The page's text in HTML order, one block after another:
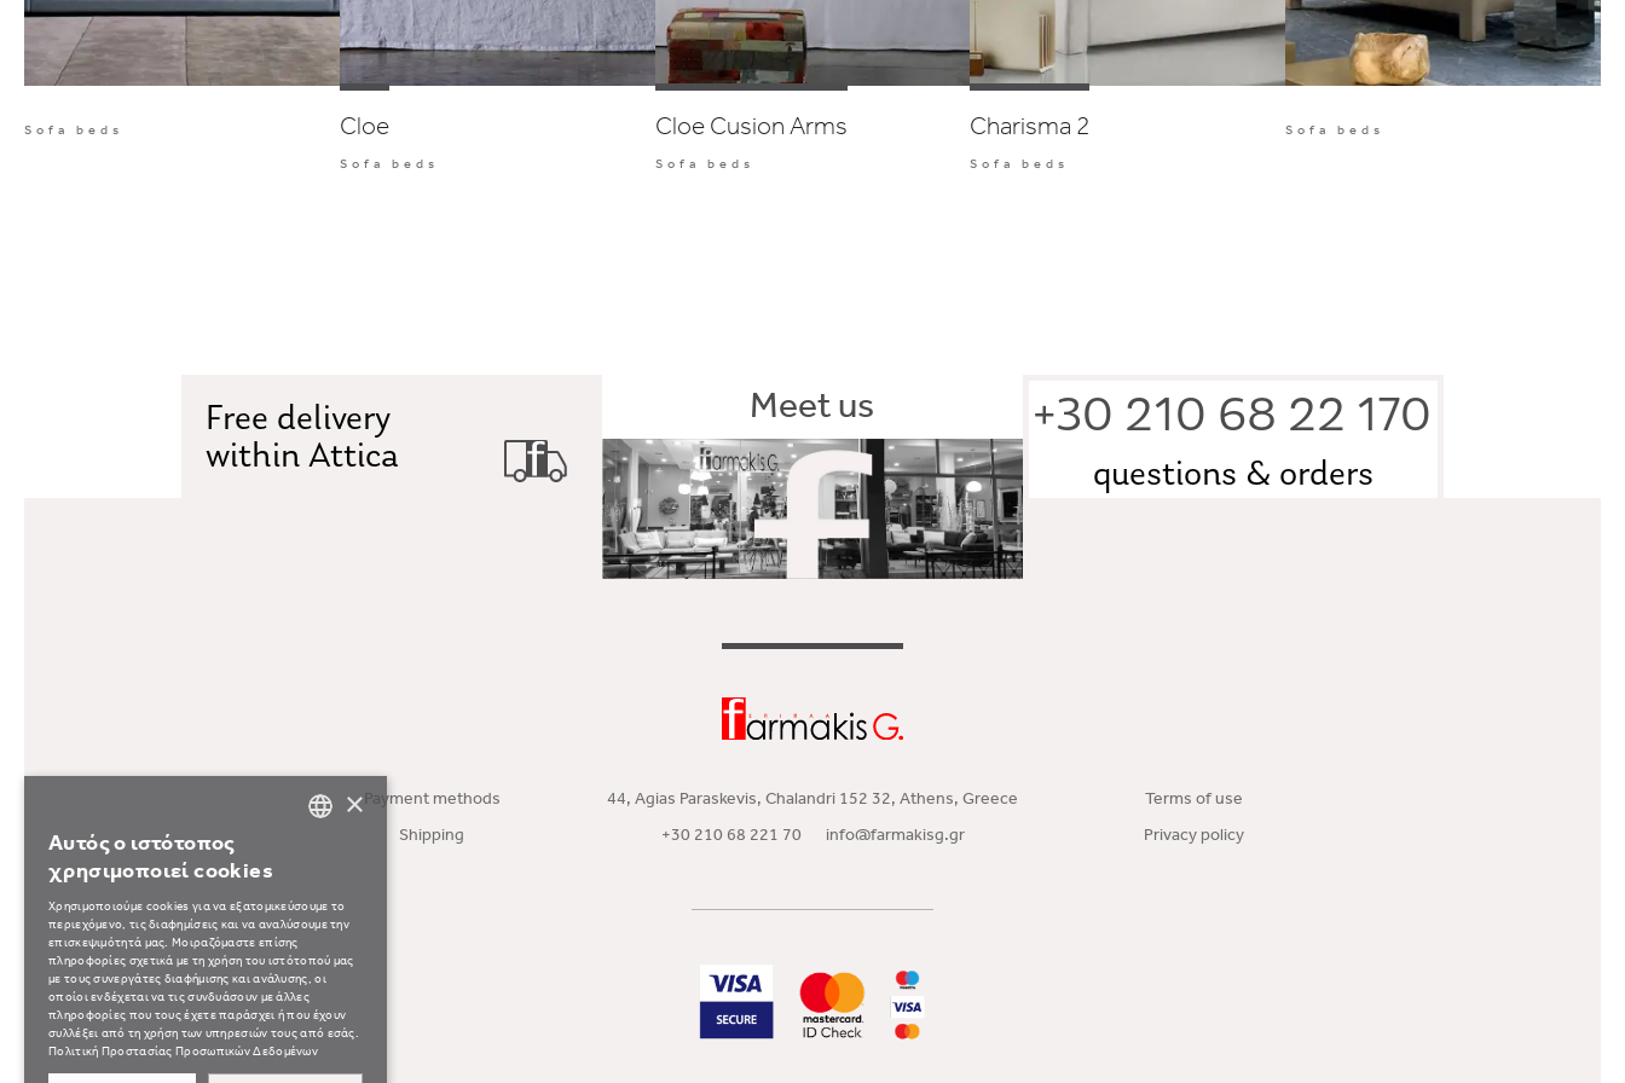
Sofa beds Cloe
Sofa beds
Cloe Cusion Arms
Sofa beds
Charisma 2
Sofa beds
Sofa beds
Free delivery
within Attica
Meet us +30 210 68 22 170
questions & orders
Payment methods
Shipping
44, Agias Paraskevis, Chalandri 152 32, Athens, Greece
+30 210 68 221 70
info@farmakisg.gr
Terms of use
Privacy policy
×
Αυτός ο ιστότοπος
χρησιμοποιεί cookies
Χρησιμοποιούμε cookies για να εξατομικεύσουμε το
περιεχόμενο, τις διαφημίσεις και να αναλύσουμε την
επισκεψιμότητά μας. Μοιραζόμαστε επίσης
πληροφορίες σχετικά με τη χρήση του ιστότοπού μας
με τους συνεργάτες διαφήμισης και ανάλυσης, οι
οποίοι ενδέχεται να τις συνδυάσουν με άλλες
πληροφορίες που τους έχετε παράσχει ή που έχουν
συλλέξει από τη χρήση των υπηρεσιών τους από εσάς.
Πολιτική Προστασίας Προσωπικών Δεδομένων